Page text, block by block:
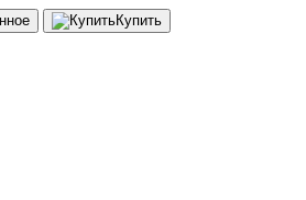
Купить